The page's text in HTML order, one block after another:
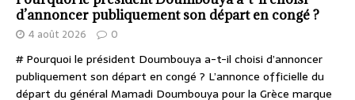
d’annoncer publiquement son départ en congé ?
4 août 2026 0
# Pourquoi le président Doumbouya a-t-il choisi d’annoncer
publiquement son départ en congé ? L’annonce officielle du
départ du général Mamadi Doumbouya pour la Grèce marque